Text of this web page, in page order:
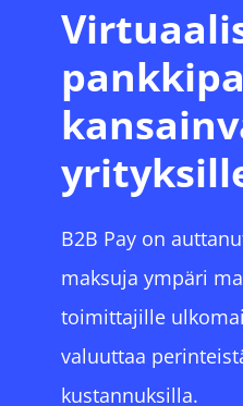
B2B Pay on
maksuja ympäri
toimittajille
valuuttaa
kustannuksilla.